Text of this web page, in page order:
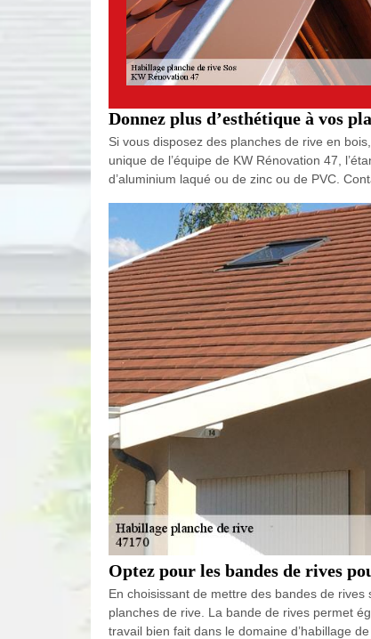
Donnez plus d’esthétique à vos
Si vous disposez des planches de rive en
unique de l’équipe de KW Rénovation 47,
d’aluminium laqué ou de zinc ou de PVC.
Optez pour les bandes de rives
En choisissant de mettre des bandes de
planches de rive. La bande de rives permet
travail bien fait dans le domaine d’habillage